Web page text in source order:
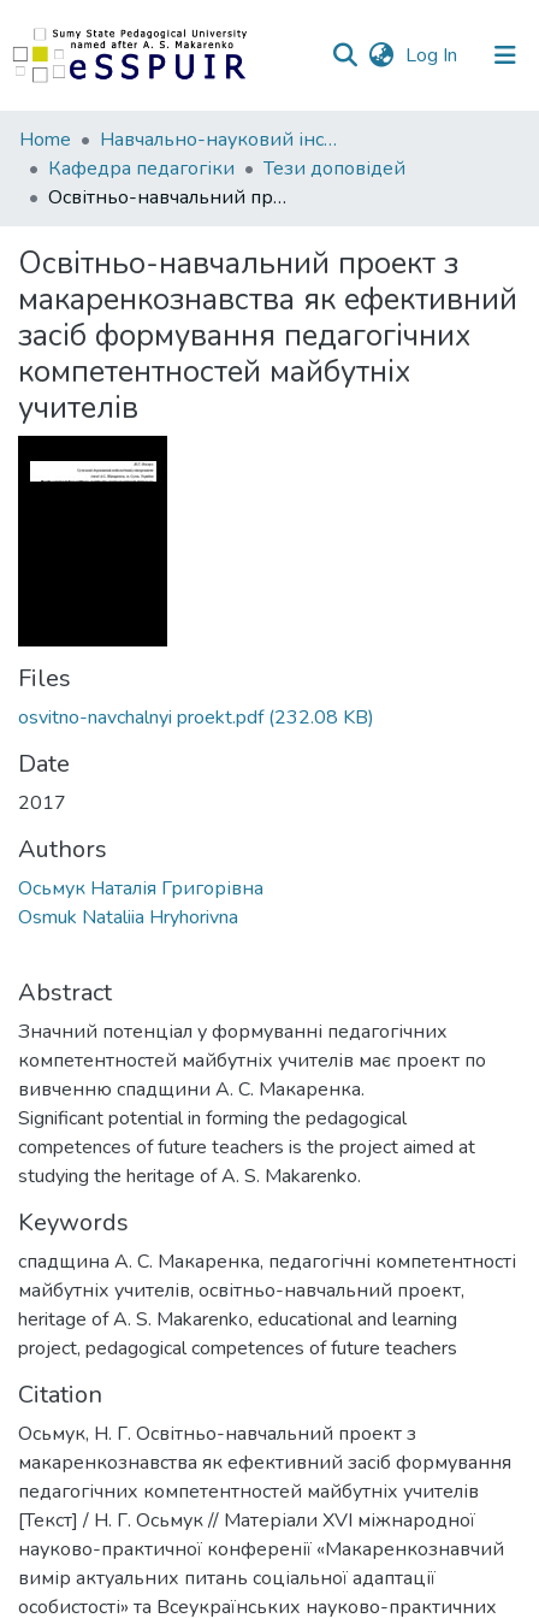
Log In (current)
Communities
&
Collections
Statistics
Home
Навчально-науковий інститут педагогіки і психології
Кафедра педагогіки
Тези доповідей
Освітньо-навчальний проект з макаренкознавства як ефективний засіб формування педагогічних компетентностей майбутніх учителів
Освітньо-навчальний проект з
макаренкознавства як ефективний
засіб формування педагогічних
компетентностей майбутніх
учителів
Files
osvitno-navchalnyi proekt.pdf(232.08 KB)
Date
2017
Authors
Осьмук Наталія Григорівна
Osmuk Nataliia Hryhorivna
Abstract
Значний потенціал у формуванні педагогічних
компетентностей майбутніх учителів має проект по
вивченню спадщини А. С. Макаренка.
Significant potential in forming the pedagogical
competences of future teachers is the project aimed at
studying the heritage of A. S. Makarenko.
Keywords
спадщина А. С. Макаренка, педагогічні компетентності
майбутніх учителів, освітньо-навчальний проект,
heritage of A. S. Makarenko, educational and learning
project, pedagogical competences of future teachers
Citation
Осьмук, Н. Г. Освітньо-навчальний проект з
макаренкознавства як ефективний засіб формування
педагогічних компетентностей майбутніх учителів
[Текст] / Н. Г. Осьмук // Матеріали XVI міжнародної
науково-практичної конференії «Макаренкознавчий
вимір актуальних питань соціальної адаптації
особистості» та Всеукраїнських науково-практичних